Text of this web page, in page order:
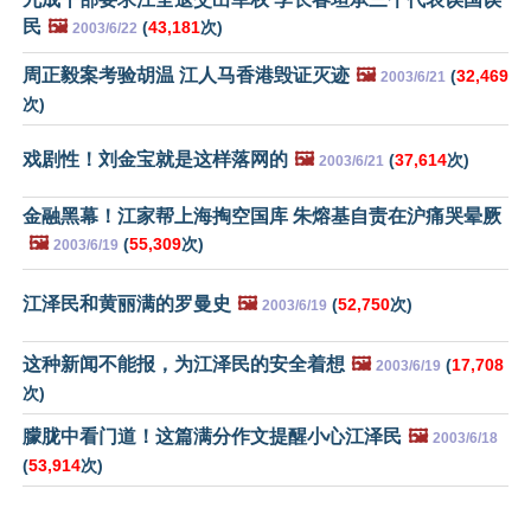
民 🖼️ 2003/6/22 (43,181次)
周正毅案考验胡温 江人马香港毁证灭迹 🖼️ 2003/6/21 (32,469
次)
戏剧性！刘金宝就是这样落网的 🖼️ 2003/6/21 (37,614次)
金融黑幕！江家帮上海掏空国库 朱熔基自责在沪痛哭晕厥
🖼️ 2003/6/19 (55,309次)
江泽民和黄丽满的罗曼史 🖼️ 2003/6/19 (52,750次)
这种新闻不能报，为江泽民的安全着想 🖼️ 2003/6/19 (17,708
次)
朦胧中看门道！这篇满分作文提醒小心江泽民 🖼️ 2003/6/18
(53,914次)